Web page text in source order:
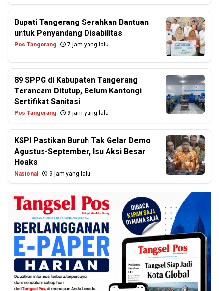
Bupati Tangerang Serahkan Bantuan
untuk Penyandang Disabilitas
Pos Tangerang 7 jam yang lalu
89 SPPG di Kabupaten Tangerang
Terancam Ditutup, Belum Kantongi
Sertifikat Sanitasi
Pos Tangerang 9 jam yang lalu
KSPI Pastikan Buruh Tak Gelar Demo
Agustus-September, Isu Aksi Besar
Hoaks
Nasional 9 jam yang lalu